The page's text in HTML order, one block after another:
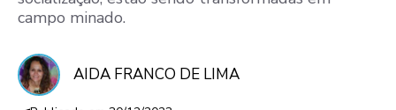
campo minado.
AIDA FRANCO DE LIMA